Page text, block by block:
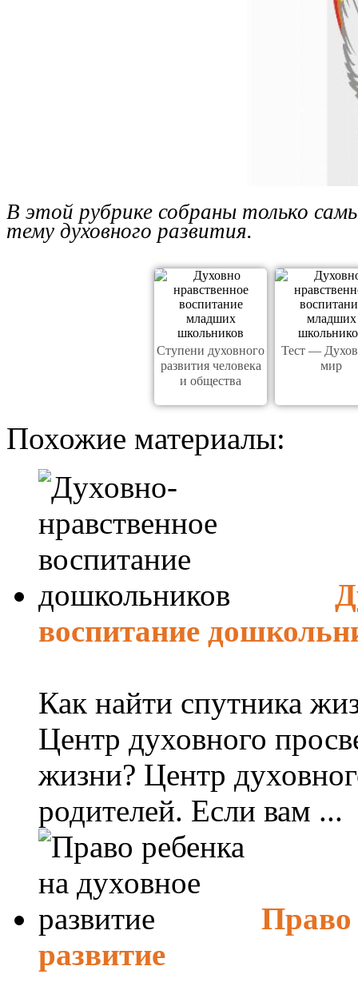
В этой рубрике собраны только
тему духовного развития.
Ступени духовного
развития человека
и общества
Тест —
мир
Похожие материалы:
воспитание
Как найти спутника
Центр духовного
жизни? Центр
родителей. Если вам ...
Право
развитие